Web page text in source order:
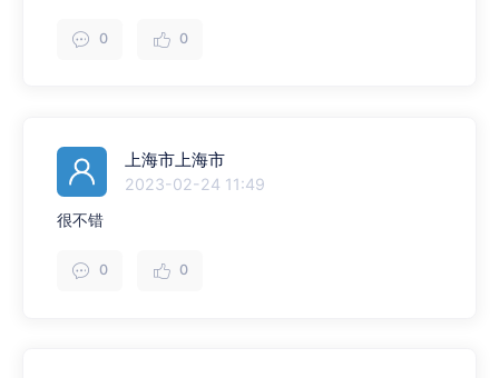
0 0
上海市上海市
2023-02-24 11:49
很不错
0 0